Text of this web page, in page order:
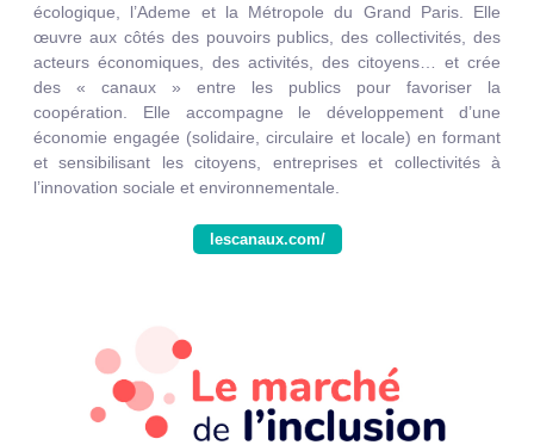
écologique, l’Ademe et la Métropole du Grand Paris. Elle
œuvre aux côtés des pouvoirs publics, des collectivités, des
acteurs économiques, des activités, des citoyens… et crée
des « canaux » entre les publics pour favoriser la
coopération. Elle accompagne le développement d’une
économie engagée (solidaire, circulaire et locale) en formant
et sensibilisant les citoyens, entreprises et collectivités à
l’innovation sociale et environnementale.
lescanaux.com/